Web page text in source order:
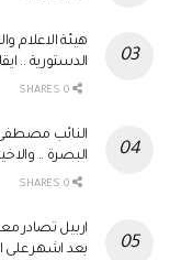
هيئة الاعلام
الدستورية ..
النائب
البصرة ..
اربيل تصادر
بعد اشهر على